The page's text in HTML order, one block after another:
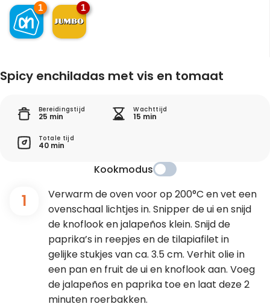
1 1
Spicy enchiladas met vis en tomaat
Bereidingstijd
25 min
Wachttijd
15 min
Totale tijd
40 min
Kookmodus
1
Verwarm de oven voor op 200°C en vet een
ovenschaal lichtjes in. Snipper de ui en snijd
de knoflook en jalapeños klein. Snijd de
paprika’s in reepjes en de tilapiafilet in
gelijke stukjes van ca. 3.5 cm. Verhit olie in
een pan en fruit de ui en knoflook aan. Voeg
de jalapeños en paprika toe en laat deze 2
minuten roerbakken.